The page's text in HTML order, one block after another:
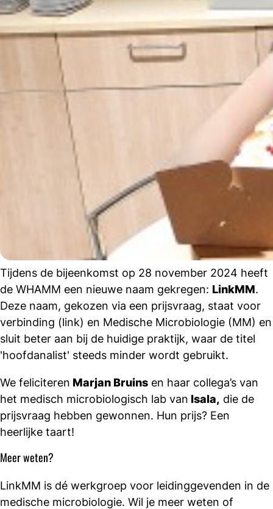
Tijdens de bijeenkomst op 28 november 2024 heeft
de WHAMM een nieuwe naam gekregen: LinkMM.
Deze naam, gekozen via een prijsvraag, staat voor
verbinding (link) en Medische Microbiologie (MM) en
sluit beter aan bij de huidige praktijk, waar de titel
'hoofdanalist' steeds minder wordt gebruikt.
We feliciteren Marjan Bruins en haar collega’s van
het medisch microbiologisch lab van Isala, die de
prijsvraag hebben gewonnen. Hun prijs? Een
heerlijke taart!
Meer weten?
LinkMM is dé werkgroep voor leidinggevenden in de
medische microbiologie. Wil je meer weten of